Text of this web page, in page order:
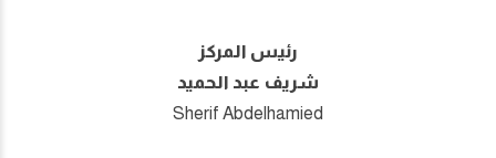
رئيس المركز
شريف عبد الحميد
Sherif Abdelhamied